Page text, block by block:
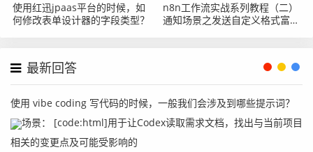
使用红迅jpaas平台的时候，如
何修改表单设计器的字段类型？
n8n工作流实战系列教程（二）
通知场景之发送自定义格式富文
最新回答
使用 vibe coding 写代码的时候，一般我们会涉及到哪些提示词？
场景： [code:html]用于让Codex读取需求文档，找出与当前项目
相关的变更点及可能受影响的